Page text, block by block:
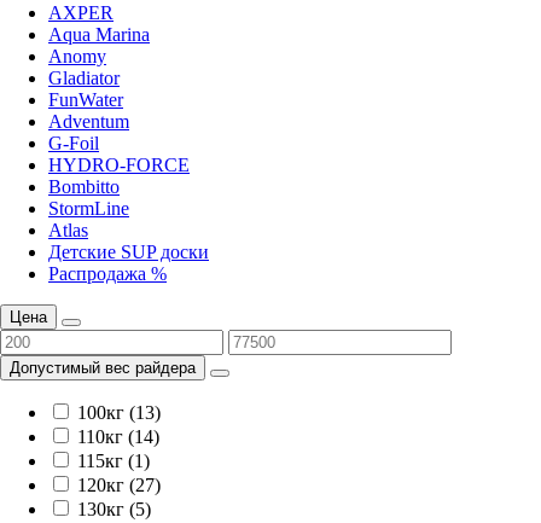
AXPER
Aqua Marina
Anomy
Gladiator
FunWater
Adventum
G-Foil
HYDRO-FORCE
Bombitto
StormLine
Atlas
Детские SUP доски
Распродажа %
Цена
Допустимый вес райдера
100кг (13)
110кг (14)
115кг (1)
120кг (27)
130кг (5)